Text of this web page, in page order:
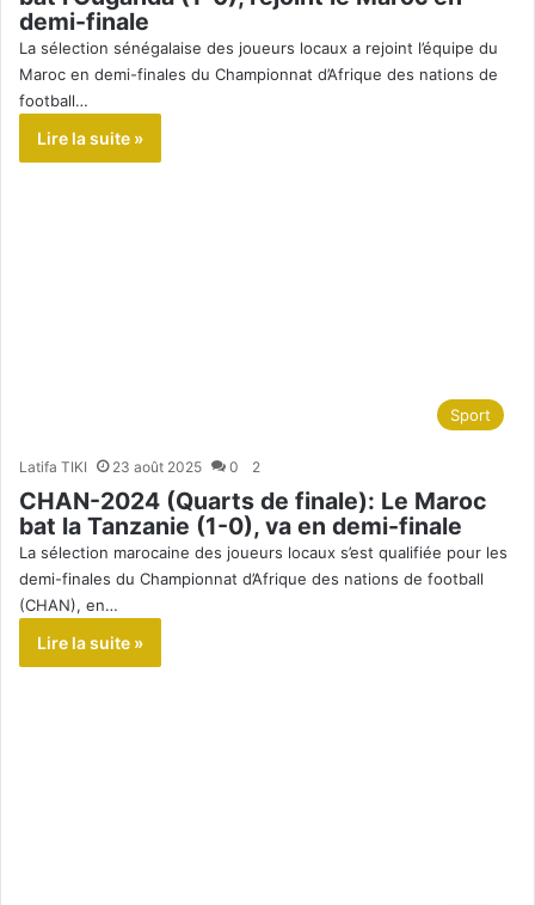
demi-finale
La sélection sénégalaise des joueurs locaux a rejoint l’équipe du
Maroc en demi-finales du Championnat d’Afrique des nations de
football…
Lire la suite »
Sport
Latifa TIKI 23 août 2025 0 2
CHAN-2024 (Quarts de finale): Le Maroc
bat la Tanzanie (1-0), va en demi-finale
La sélection marocaine des joueurs locaux s’est qualifiée pour les
demi-finales du Championnat d’Afrique des nations de football
(CHAN), en…
Lire la suite »